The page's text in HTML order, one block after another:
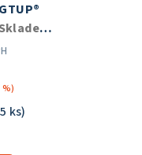
Skladem v
%)
ks)